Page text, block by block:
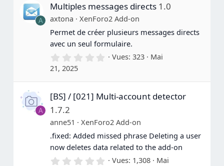
t
o
i
l
e
(
s
A
Multiples messages directs 1.0
axtona
XenForo2 Add-on
Permet de créer plusieurs messages directs
avec un seul formulaire.
0
0
t
l
e
(
s
)
Vues 323
Mai
21, 2025
A
[BS] / [021] Multi-account detector
1.7.2
anne51
XenForo2 Add-on
.fixed: Added missed phrase Deleting a user
now deletes data related to the add-on
0 Vues 1,308 Mai